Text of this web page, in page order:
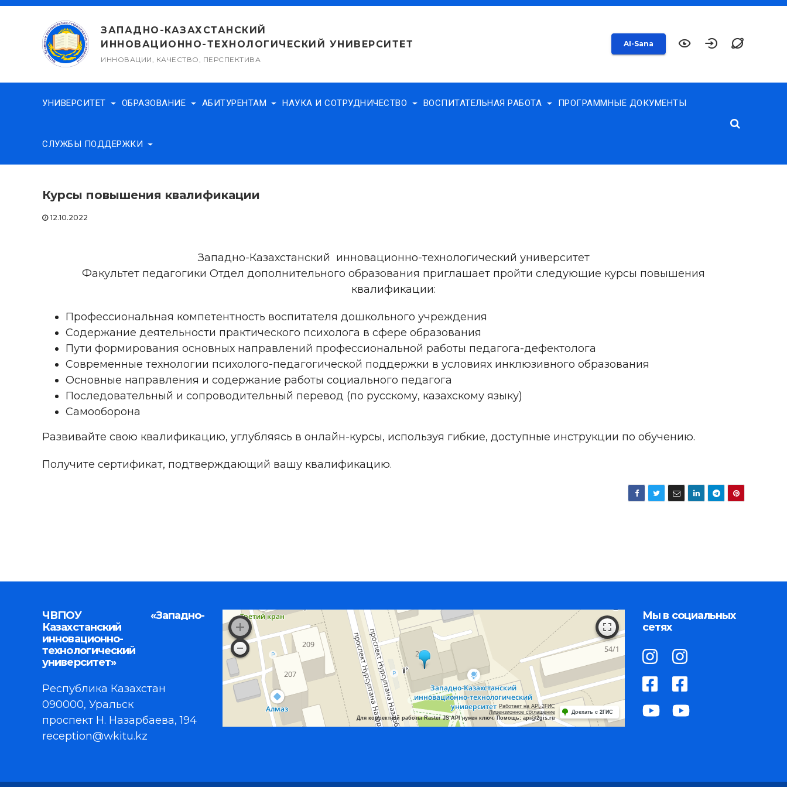
Перейти
содержимому
ЗАПАДНО-КАЗАХСТАНСКИЙ
ИННОВАЦИОННО-ТЕХНОЛОГИЧЕСКИЙ УНИВЕРСИТЕТ
ИННОВАЦИИ, КАЧЕСТВО, ПЕРСПЕКТИВА
AI-Sana
УНИВЕРСИТЕТ ОБРАЗОВАНИЕ АБИТУРЕНТАМ НАУКА И СОТРУДНИЧЕСТВО ВОСПИТАТЕЛЬНАЯ РАБОТА ПРОГРАММНЫЕ ДОКУМЕНТЫ
СЛУЖБЫ ПОДДЕРЖКИ
Курсы повышения квалификации
12.10.2022
Западно-Казахстанский инновационно-технологический университет
Факультет педагогики Отдел дополнительного образования приглашает пройти следующие курсы повышения
квалификации:
Профессиональная компетентность воспитателя дошкольного учреждения
Содержание деятельности практического психолога в сфере образования
Пути формирования основных направлений профессиональной работы педагога-дефектолога
Современные технологии психолого-педагогической поддержки в условиях инклюзивного образования
Основные направления и содержание работы социального педагога
Последовательный и сопроводительный перевод (по русскому, казахскому языку)
Самооборона
Развивайте свою квалификацию, углубляясь в онлайн-курсы, используя гибкие, доступные инструкции по обучению.
Получите сертификат, подтверждающий вашу квалификацию.
ЧВПОУ «Западно-
Казахстанский
инновационно-
технологический
университет»
Республика Казахстан
090000, Уральск
проспект Н. Назарбаева, 194
reception@wkitu.kz
Работает на API 2ГИС
Лицензионное соглашение
Для корректной работы Raster JS API нужен ключ. Помощь: api@2gis.ru
Доехать с 2ГИС
Мы в социальных
сетях